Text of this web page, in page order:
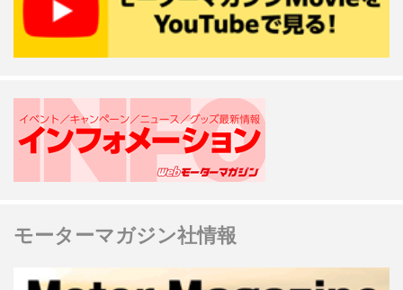
モーターマガジン社情報